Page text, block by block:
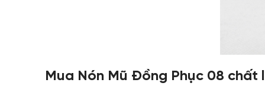
Mua Nón Mũ Đồng Phục 08